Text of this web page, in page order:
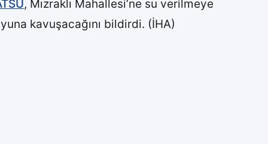
, Mızraklı Mahallesi’ne su verilmeye
kavuşacağını bildirdi. (İHA)